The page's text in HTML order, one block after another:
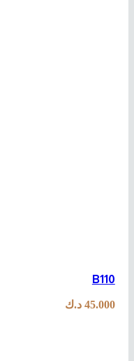
B110
45.000 د.ك